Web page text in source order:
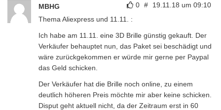
0 # 19.11.18 um 09:10
MBHG
Thema Aliexpress und 11.11. :
Ich habe am 11.11. eine 3D Brille günstig gekauft. Der
Verkäufer behauptet nun, das Paket sei beschädigt und
wäre zurückgekommen er würde mir gerne per Paypal
das Geld schicken.
Der Verkäufer hat die Brille noch online, zu einem
deutlich höheren Preis möchte mir aber keine schicken.
Disput geht aktuell nicht, da der Zeitraum erst in 60